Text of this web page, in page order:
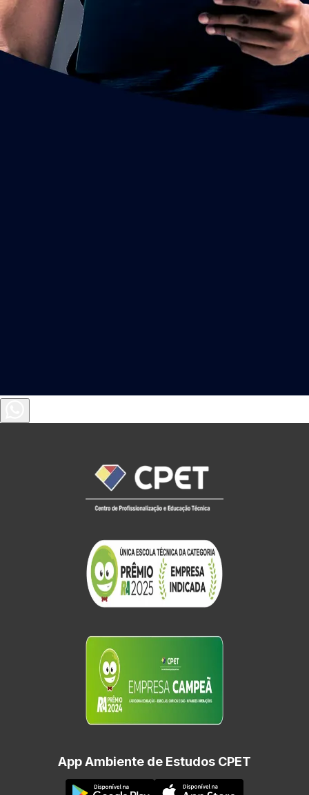
App Ambiente de Estudos CPET